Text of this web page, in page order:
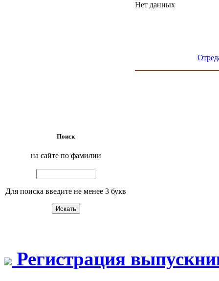
Нет данных
Поиск
на сайте по фамилии
Для поиска введите не менее 3 букв
Регистрация